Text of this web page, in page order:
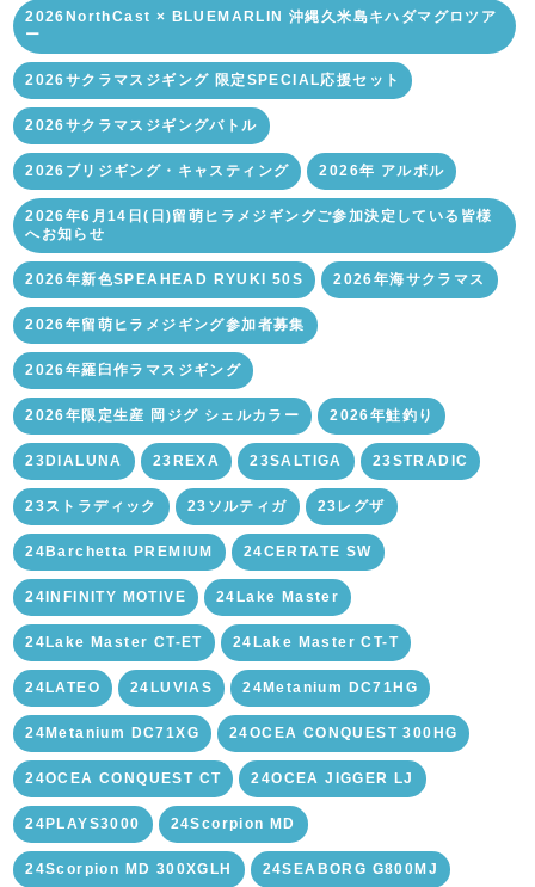
2026NorthCast × BLUEMARLIN 沖縄久米島キハダマグロツア
ー
2026サクラマスジギング 限定SPECIAL応援セット
2026サクラマスジギングバトル
2026ブリジギング・キャスティング 2026年 アルボル
2026年6月14日(日)留萌ヒラメジギングご参加決定している皆様
へお知らせ
2026年新色SPEAHEAD RYUKI 50S 2026年海サクラマス
2026年留萌ヒラメジギング参加者募集
2026年羅臼作ラマスジギング
2026年限定生産 岡ジグ シェルカラー 2026年鮭釣り
23DIALUNA 23REXA 23SALTIGA 23STRADIC
23ストラディック 23ソルティガ 23レグザ
24Barchetta PREMIUM 24CERTATE SW
24INFINITY MOTIVE 24Lake Master
24Lake Master CT-ET 24Lake Master CT-T
24LATEO 24LUVIAS 24Metanium DC71HG
24Metanium DC71XG 24OCEA CONQUEST 300HG
24OCEA CONQUEST CT 24OCEA JIGGER LJ
24PLAYS3000 24Scorpion MD
24Scorpion MD 300XGLH 24SEABORG G800MJ